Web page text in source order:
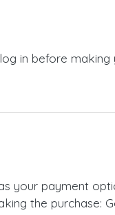
the purchase: